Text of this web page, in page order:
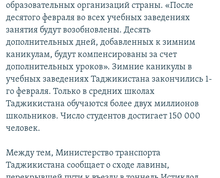
образовательных организаций страны. «После
десятого февраля во всех учебных заведениях
занятия будут возобновлены. Десять
дополнительных дней, добавленных к зимним
каникулам, будут компенсированы за счет
дополнительных уроков». Зимние каникулы в
учебных заведениях Таджикистана закончились 1-
го февраля. Только в средних школах
Таджикистана обучаются более двух миллионов
школьников. Число студентов достигает 150 000
человек.
Между тем, Министерство транспорта
Таджикистана сообщает о сходе лавины,